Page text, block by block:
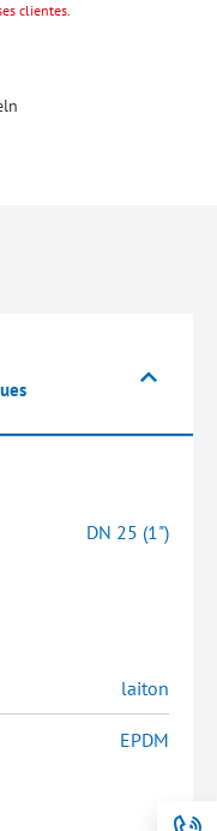
clientes.
DN 25 (1")
laiton
EPDM